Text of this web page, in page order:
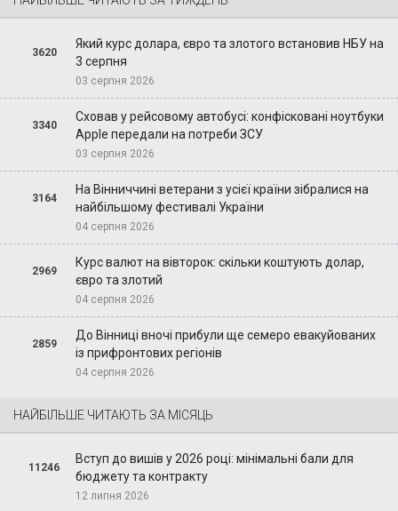
3620
Який курс долара, євро та злотого встановив НБУ на
3 серпня
03 серпня 2026
3340
Сховав у рейсовому автобусі: конфісковані ноутбуки
Apple передали на потреби ЗСУ
03 серпня 2026
3164
На Вінниччині ветерани з усієї країни зібралися на
найбільшому фестивалі України
04 серпня 2026
2969
Курс валют на вівторок: скільки коштують долар,
євро та злотий
04 серпня 2026
2859
До Вінниці вночі прибули ще семеро евакуйованих
із прифронтових регіонів
04 серпня 2026
НАЙБІЛЬШЕ ЧИТАЮТЬ ЗА МІСЯЦЬ
11246
Вступ до вишів у 2026 році: мінімальні бали для
бюджету та контракту
12 липня 2026